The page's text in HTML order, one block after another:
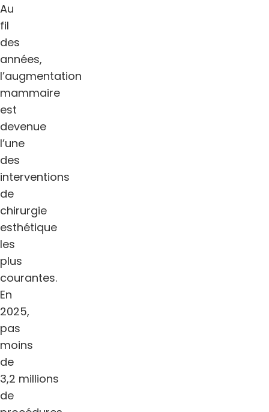
Au
fil
des
années,
l’augmentation
mammaire
est
devenue
l’une
des
interventions
de
chirurgie
esthétique
les
plus
courantes.
En
2025,
pas
moins
de
3,2 millions
de